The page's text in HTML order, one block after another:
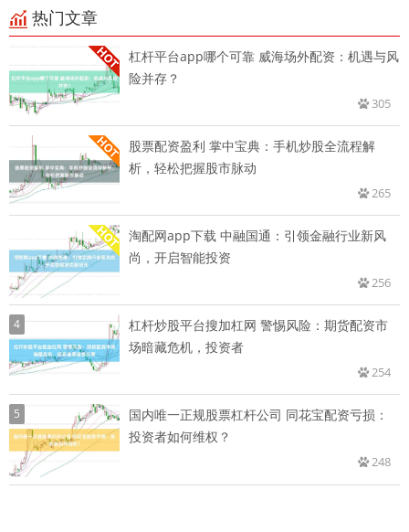
热门文章
杠杆平台app哪个可靠 威海场外配资：机遇与风
险并存？
305
股票配资盈利 掌中宝典：手机炒股全流程解
析，轻松把握股市脉动
265
淘配网app下载 中融国通：引领金融行业新风
尚，开启智能投资
256
4
杠杆炒股平台搜加杠网 警惕风险：期货配资市
场暗藏危机，投资者
254
5
国内唯一正规股票杠杆公司 同花宝配资亏损：
投资者如何维权？
248